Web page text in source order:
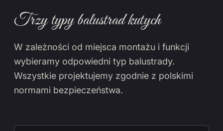
Trzy typy balustrad kutych
W zależności od miejsca montażu i funkcji
wybieramy odpowiedni typ balustrady.
Wszystkie projektujemy zgodnie z polskimi
normami bezpieczeństwa.